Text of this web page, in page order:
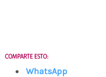
COMPARTE ESTO:
WhatsApp